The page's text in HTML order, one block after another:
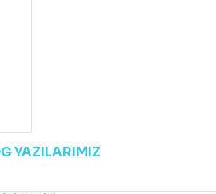
YAZILARIMIZ